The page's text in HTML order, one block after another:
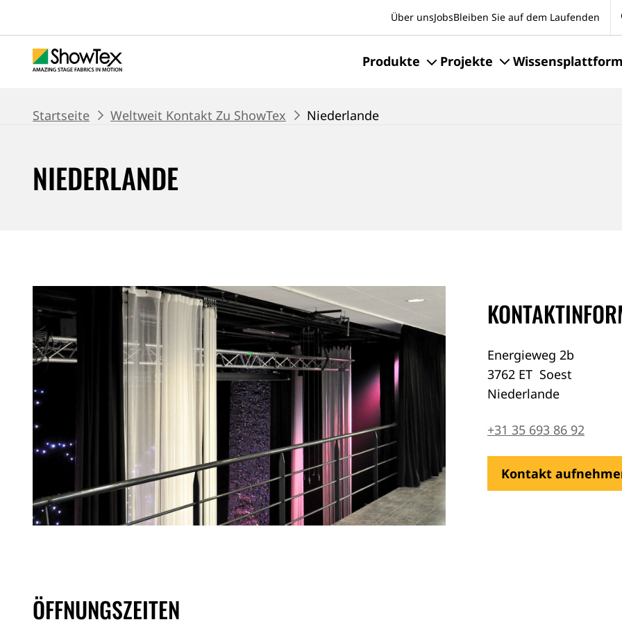
springen
Produkte Projekte Wissensplattform
Über unsJobsBleiben Sie auf dem Laufenden
BROTKRUME
Startseite Weltweit Kontakt Zu ShowTex Niederlande
NIEDERLANDE
Energieweg 2b
3762 ET Soest
Niederlande
+31 35 693 86 92
Kontakt
ÖFFNUNGSZEITEN